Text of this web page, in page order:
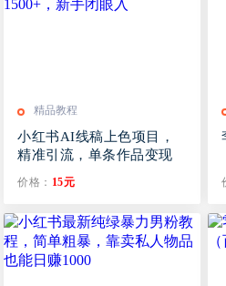
精品教程
小红书AI线稿上色项目，
精准引流，单条作品变现
价格： 15元